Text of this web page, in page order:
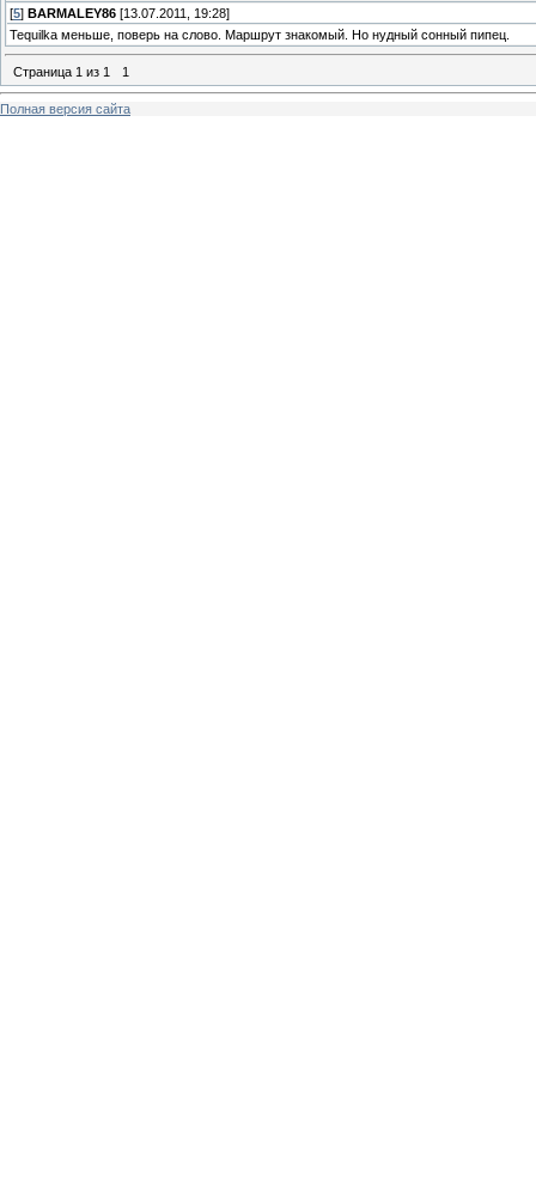
[5] BARMALEY86 [13.07.2011, 19:28]
Tequilka меньше, поверь на слово. Маршрут знакомый. Но нудный сонный пипец.
Страница 1 из 1 1
Полная версия сайта